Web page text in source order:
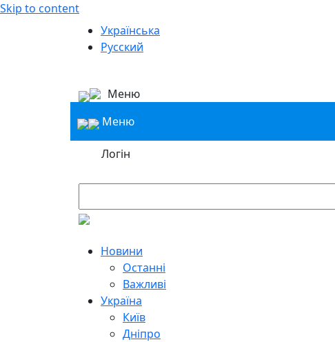
Skip to content
Українська
Русский
Меню
Меню
Логін
Новини
Останні
Важливі
Україна
Київ
Дніпро